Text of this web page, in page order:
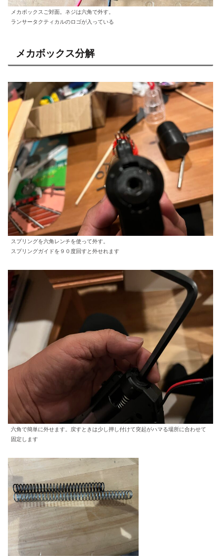
メカボックスご対面。ネジは六角で外す。
ランサータクティカルのロゴが入っている
メカボックス分解
スプリングを六角レンチを使って外す。
スプリングガイドを９０度回すと外せれます
六角で簡単に外せます。戻すときは少し押し付けて突起がハマる場所に合わせて
固定します